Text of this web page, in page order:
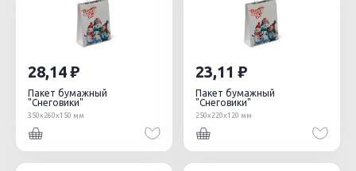
28,14
Пакет бумажный
"Снеговики"
350х260х150 мм
23,11
Пакет бумажный
"Снеговики"
250х220х120 мм